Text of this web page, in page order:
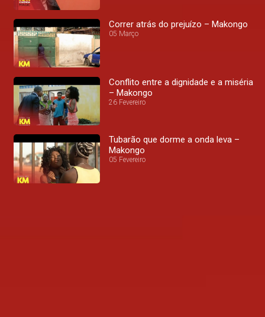
Correr atrás do prejuízo – Makongo
05 Março
Conflito entre a dignidade e a miséria
– Makongo
26 Fevereiro
Tubarão que dorme a onda leva –
Makongo
05 Fevereiro